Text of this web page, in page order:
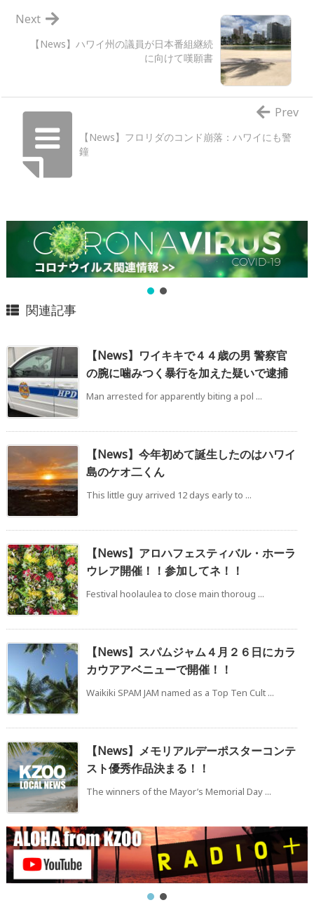
【News】ハワイ州の議員が日本番組継続
に向けて嘆願書
Next
【News】フロリダのコンド崩落：ハワイにも警
鐘
Prev
関連記事
【News】ワイキキで４４歳の男 警察官
の腕に噛みつく暴行を加えた疑いで逮捕
Man arrested for apparently biting a pol ...
【News】今年初めて誕生したのはハワイ
島のケオ二くん
This little guy arrived 12 days early to ...
【News】アロハフェスティバル・ホーラ
ウレア開催！！参加してネ！！
Festival hoolaulea to close main thoroug ...
【News】スパムジャム４月２６日にカラ
カウアアベニューで開催！！
Waikiki SPAM JAM named as a Top Ten Cult ...
【News】メモリアルデーポスターコンテ
スト優秀作品決まる！！
The winners of the Mayor’s Memorial Day ...